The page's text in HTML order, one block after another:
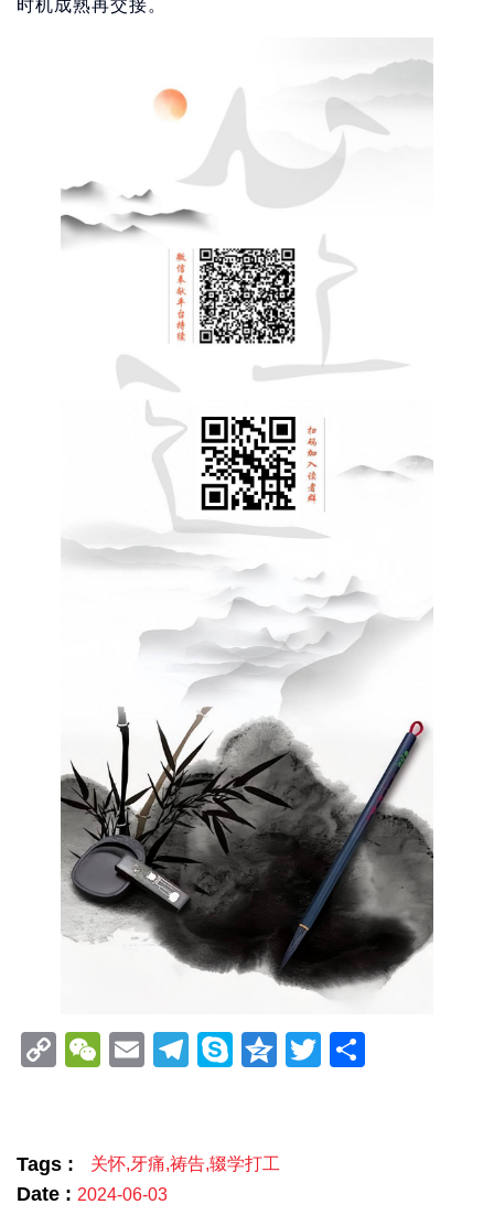
时机成熟再交接。
CopyWeChat
EmailTelegram
SkypeQzoneTwitter
Tags : 关怀,牙痛,祷告,辍学打工
Date : 2024-06-03